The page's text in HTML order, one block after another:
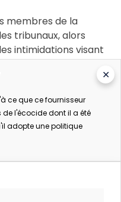
membres de la
tribunaux, alors
intimidations visant
dans la région
Mais nous pouvons
Cargill et Wilmar de
notre pression
la firme à rendre
✕
ce que ce fournisseur
l'écocide dont il a été
adopte une politique